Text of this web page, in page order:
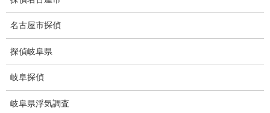
に
動
ョ
に
ブログ
HOME ブログ
名古屋市探偵
探偵岐阜県
岐阜探偵
岐阜県浮気調査